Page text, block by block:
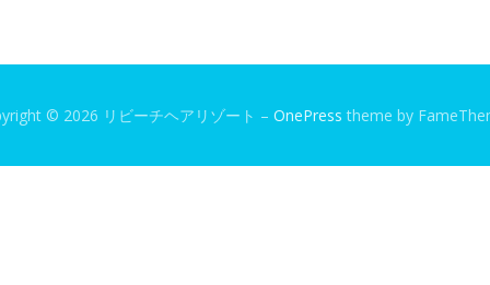
© 2026 リビーチヘアリゾート – OnePress theme by